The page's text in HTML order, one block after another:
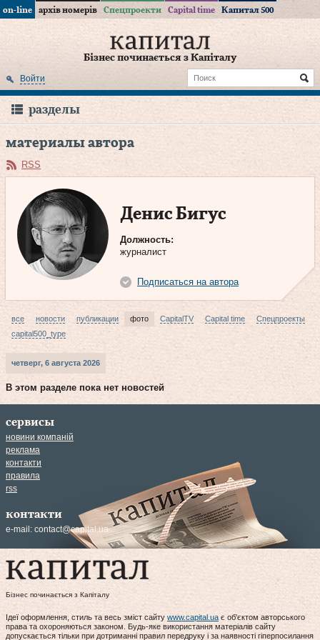
on-line архів номерів Спецпроекти Capital time Капитал 500
Бізнес починається з Капіталу
Войти
разделы
материалы автора
RSS
Денис Бигус
Должность:
журналист
Подписаться на автора
все новости публикации фото CapitalTV Capital time
Спецпроекты
capital500_type
четверг, 6 августа 2026
В этом разделе пока нет новостей
сервисы
новини компаній
реклама
контакти
правила
rss
контакти
e-mail: contact@capital.ua
Бізнес починається з Капіталу
Ідеї оформлення, стиль та весь зміст сайту www.capital.ua є об'єктом авторського
права та охороняються законом. Будь-яке використання матеріалів сайту
допускається тільки при дотриманні правил передруку і за наявності гіперпосилання